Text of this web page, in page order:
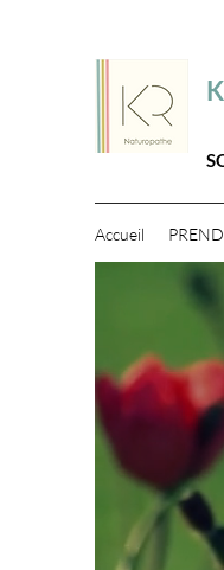
Accueil